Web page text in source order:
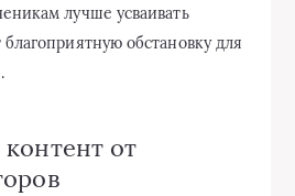
лучше усваивать
обстановку для
от